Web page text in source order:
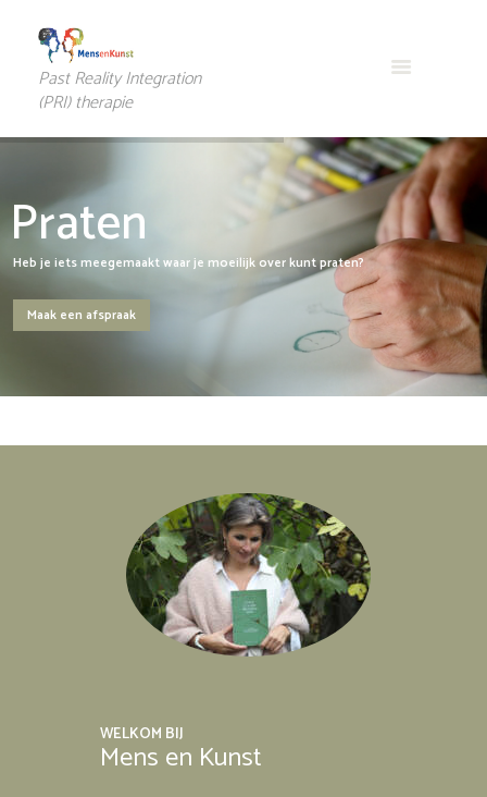
Past Reality Integration
(PRI) therapie
Praten
Heb je iets meegemaakt waar je moeilijk over kunt praten?
Maak een afspraak
WELKOM BIJ
Mens en Kunst